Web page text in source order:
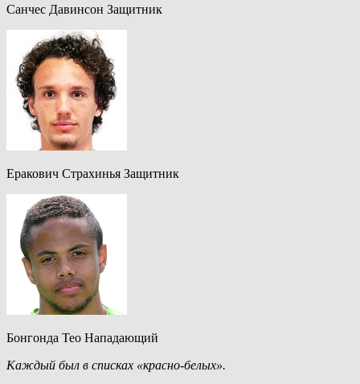
Санчес Давинсон Защитник
Еракович Страхинья Защитник
Бонгонда Тео Нападающий
Каждый был в списках «красно-белых».